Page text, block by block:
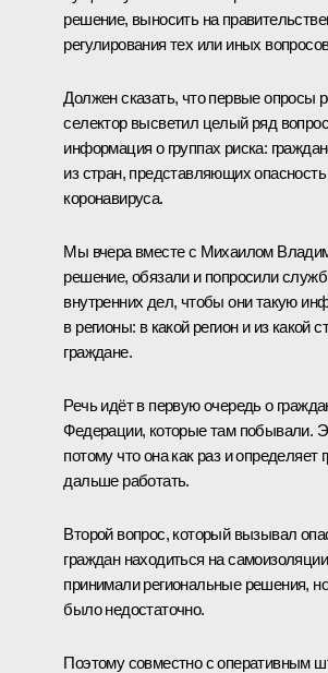
решение, выносить на
регулирования тех или иных
Должен сказать, что первые опросы
селектор высветил целый ряд
информация о группах риска:
из стран, представляющих опасность
коронавируса.
Мы вчера вместе с Михаилом
решение, обязали и попросили
внутренних дел, чтобы они такую
в регионы: в какой регион и из какой
граждане.
Речь идёт в первую очередь о
Федерации, которые там побывали.
потому что она как раз и определяет
дальше работать.
Второй вопрос, который вызывал
граждан находиться на
принимали региональные решения,
было недостаточно.
Поэтому совместно с оперативным